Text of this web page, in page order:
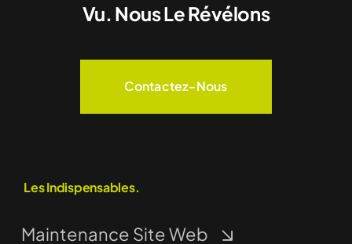
Vu. Nous Le Révélons
Contactez-Nous
Les Indispensables.
Maintenance Site Web